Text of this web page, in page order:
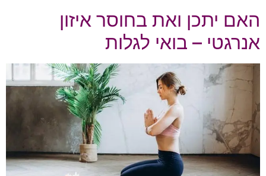
האם יתכן ואת בחוסר איזון
אנרגטי – בואי לגלות